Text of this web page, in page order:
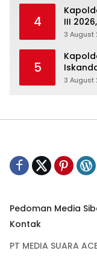
4
III
3 August
5
Polri
3 August
Pedoman Media
Kontak
PT MEDIA SUARA